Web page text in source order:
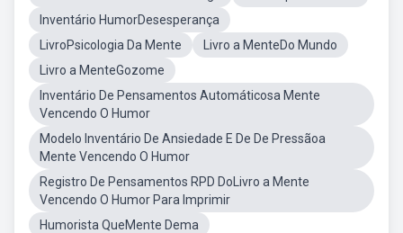
Inventário HumorDesesperança
LivroPsicologia Da Mente
Livro a MenteDo Mundo
Livro a MenteGozome
Inventário De Pensamentos Automáticosa Mente
Vencendo O Humor
Modelo Inventário De Ansiedade E De De Pressãoa
Mente Vencendo O Humor
Registro De Pensamentos RPD DoLivro a Mente
Vencendo O Humor Para Imprimir
Humorista QueMente Dema